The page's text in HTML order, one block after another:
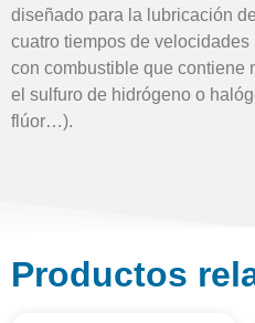
diseñado para la lubricación
cuatro tiempos de
con combustible que contiene
el sulfuro de hidrógeno o
flúor…).
Productos